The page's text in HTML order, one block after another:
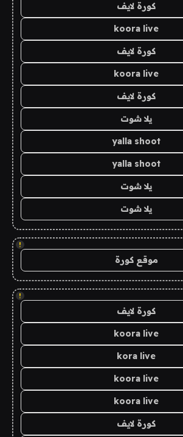
كورة لايف
koora live
كورة لايف
koora live
كورة لايف
يلا شوت
yalla shoot
yalla shoot
يلا شوت
يلا شوت
!
موقع كورة
!
كورة لايف
koora live
kora live
koora live
koora live
كورة لايف